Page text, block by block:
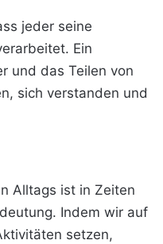
jeder seine
Ein
und das Teilen von
sich verstanden und
Alltags ist in Zeiten
Indem wir auf
setzen,